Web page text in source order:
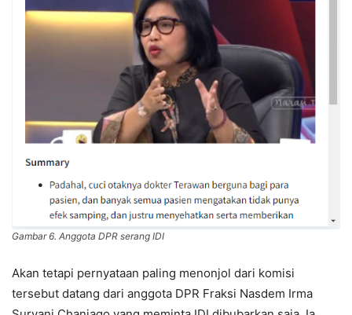
Gambar 6. Anggota DPR serang IDI
Akan tetapi pernyataan paling menonjol dari komisi
tersebut datang dari anggota DPR Fraksi Nasdem Irma